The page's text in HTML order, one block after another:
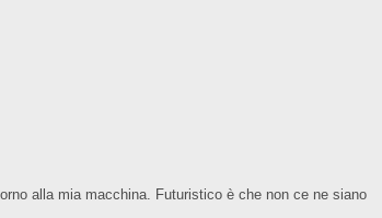
alla mia macchina. Futuristico è che non ce ne siano